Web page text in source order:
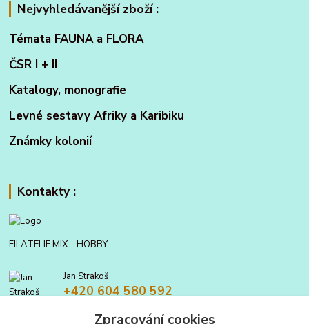
Nejvyhledávanější zboží :
Témata FAUNA a FLORA
ČSR I + II
Katalogy, monografie
Levné sestavy Afriky a Karibiku
Známky kolonií
Kontakty :
FILATELIE MIX - HOBBY
Jan Strakoš
+420 604 580 592
filatelie.mix@seznam.czZpracování cookies